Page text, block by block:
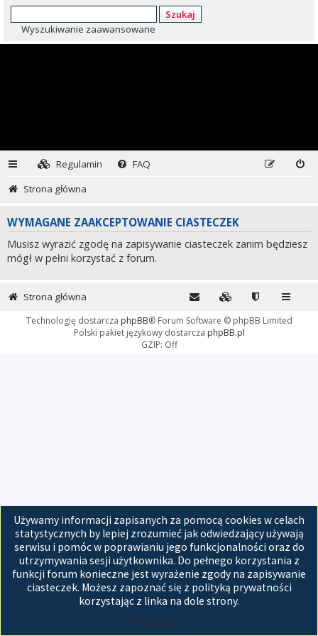
Szukaj
Wyszukiwanie zaawansowane
Regulamin
FAQ
Strona główna
WYMAGANE ZAAKCEPTOWANIE CIASTECZEK
Musisz wyrazić zgodę na zapisywanie ciasteczek zanim będziesz
mógł w pełni korzystać z forum.
Używamy informacji zapisanych za pomocą cookies w celach
statystycznych by lepiej zrozumieć jak odwiedzający używają
serwisu i pomóc w poprawianiu jego funkcjonalności oraz do
utrzymywania sesji użytkownika. Do pełnego korzystania z
funkcji forum konieczne jest wyrażenie zgody na zapisywanie
ciasteczek. Możesz zapoznać się z polityką prywatności
korzystając z linka na dole strony.
Akceptuję
Strona główna
Technologię dostarcza phpBB® Forum Software © phpBB Limited
Polski pakiet językowy dostarcza phpBB.pl
GZIP: Off